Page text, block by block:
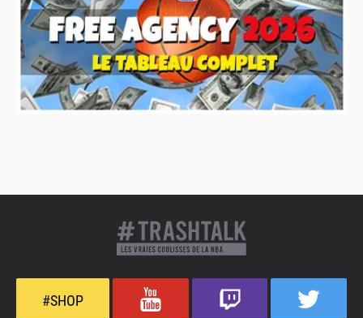
#SHOP